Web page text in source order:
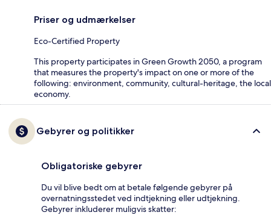
Priser og udmærkelser
Eco-Certified Property
This property participates in Green Growth 2050, a program
that measures the property's impact on one or more of the
following: environment, community, cultural-heritage, the local
economy.
Gebyrer og politikker
Obligatoriske gebyrer
Du vil blive bedt om at betale følgende gebyrer på
overnatningsstedet ved indtjekning eller udtjekning.
Gebyrer inkluderer muligvis skatter: